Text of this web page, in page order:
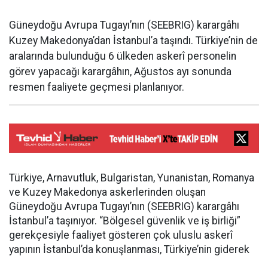
Güneydoğu Avrupa Tugayı’nın (SEEBRIG) karargâhı
Kuzey Makedonya’dan İstanbul’a taşındı. Türkiye’nin de
aralarında bulunduğu 6 ülkeden askerî personelin
görev yapacağı karargâhın, Ağustos ayı sonunda
resmen faaliyete geçmesi planlanıyor.
Türkiye, Arnavutluk, Bulgaristan, Yunanistan, Romanya
ve Kuzey Makedonya askerlerinden oluşan
Güneydoğu Avrupa Tugayı’nın (SEEBRIG) karargâhı
İstanbul’a taşınıyor. “Bölgesel güvenlik ve iş birliği”
gerekçesiyle faaliyet gösteren çok uluslu askerî
yapının İstanbul’da konuşlanması, Türkiye’nin giderek